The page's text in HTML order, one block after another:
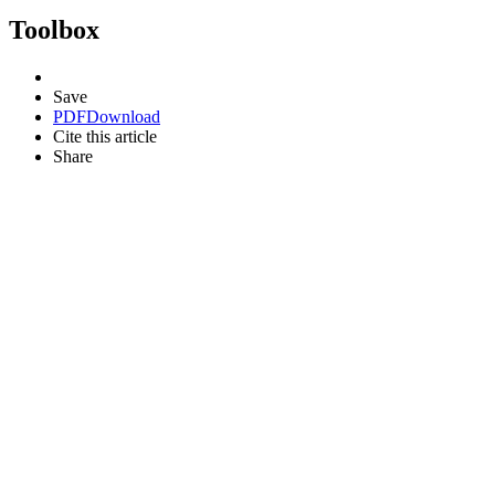
Toolbox
Save
PDFDownload
Cite this article
Share